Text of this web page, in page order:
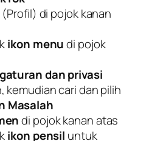
(Profil) di pojok kanan
ikon menudi pojok
dan privasi
kemudian cari dan pilih
Masalah
di pojok kanan atas
ikon pensil untuk